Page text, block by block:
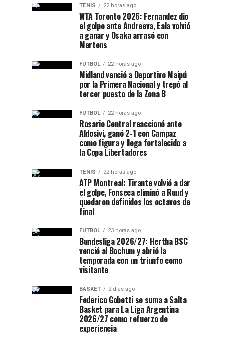
TENIS 22 horas ago
WTA Toronto 2026: Fernandez dio
el golpe ante Andreeva, Eala volvió
a ganar y Osaka arrasó con
Mertens
FUTBOL 22 horas ago
Midland venció a Deportivo Maipú
por la Primera Nacional y trepó al
tercer puesto de la Zona B
FUTBOL 22 horas ago
Rosario Central reaccionó ante
Aldosivi, ganó 2-1 con Campaz
como figura y llega fortalecido a
la Copa Libertadores
TENIS 22 horas ago
ATP Montreal: Tirante volvió a dar
el golpe, Fonseca eliminó a Ruud y
quedaron definidos los octavos de
final
FUTBOL 23 horas ago
Bundesliga 2026/27: Hertha BSC
venció al Bochum y abrió la
temporada con un triunfo como
visitante
BASKET 2 días ago
Federico Gobetti se suma a Salta
Basket para La Liga Argentina
2026/27 como refuerzo de
experiencia